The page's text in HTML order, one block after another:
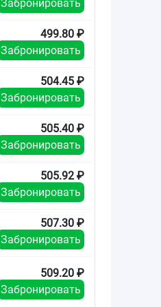
Забронировать
499.80 ₽
Забронировать
504.45 ₽
Забронировать
505.40 ₽
Забронировать
505.92 ₽
Забронировать
507.30 ₽
Забронировать
509.20 ₽
Забронировать